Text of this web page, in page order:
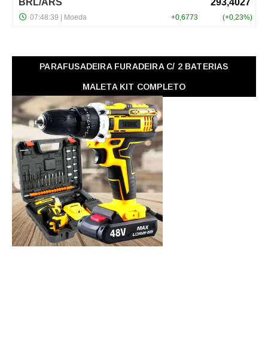
PARAFUSADEIRA FURADEIRA C/ 2 BATERIAS
MALETA KIT COMPLETO